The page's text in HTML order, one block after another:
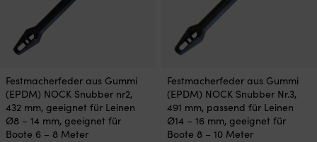
Festmacherfeder aus Gummi
(EPDM) NOCK Snubber nr2,
432 mm, geeignet für Leinen
Ø8 – 14 mm, geeignet für
Boote 6 – 8 Meter
Festmacherfeder aus Gummi
(EPDM) NOCK Snubber Nr.3,
491 mm, passend für Leinen
Ø14 – 16 mm, geeignet für
Boote 8 – 10 Meter